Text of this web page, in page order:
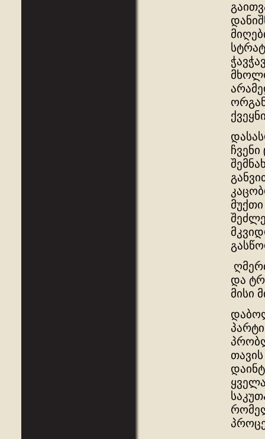
და
მისი